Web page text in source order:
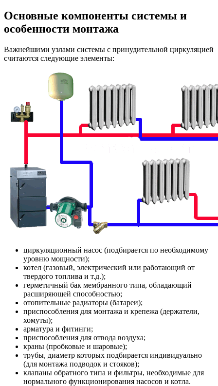
Основные компоненты системы и
особенности монтажа
Важнейшими узлами системы с принудительной циркуляцией
считаются следующие элементы:
циркуляционный насос (подбирается по необходимому
уровню мощности);
котел (газовый, электрический или работающий от
твердого топлива и т.д.);
герметичный бак мембранного типа, обладающий
расширяющей способностью;
отопительные радиаторы (батареи);
приспособления для монтажа и крепежа (держатели,
хомуты);
арматура и фитинги;
приспособления для отвода воздуха;
краны (пробковые и шаровые);
трубы, диаметр которых подбирается индивидуально
(для монтажа подводок и стояков);
клапаны обратного типа и фильтры, необходимые для
нормального функционирования насосов и котла.